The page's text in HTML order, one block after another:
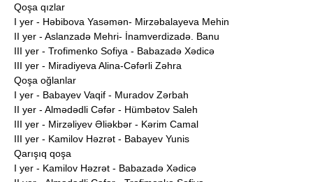
Qoşa qızlar
I yer - Həbibova Yasəmən- Mirzəbalayeva Mehin
II yer - Aslanzadə Mehri- İnamverdizadə. Banu
III yer - Trofimenko Sofiya - Babazadə Xədicə
III yer - Miradiyeva Alina-Cəfərli Zəhra
Qoşa oğlanlar
I yer - Babayev Vaqif - Muradov Zərbah
II yer - Almədədli Cəfər - Hümbətov Saleh
III yer - Mirzəliyev Əliəkbər - Kərim Camal
III yer - Kamilov Həzrət - Babayev Yunis
Qarışıq qoşa
I yer - Kamilov Həzrət - Babazadə Xədicə